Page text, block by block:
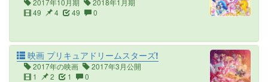
2017年10月期
2018年1月期
49
4 49 0
映画 プリキュアドリームスターズ!
2017年の映画
2017年3月公開
1
2 1 0